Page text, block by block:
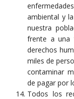
ambiental y
nuestra
frente a una
derechos
miles de
contaminar
de pagar por
Todos los